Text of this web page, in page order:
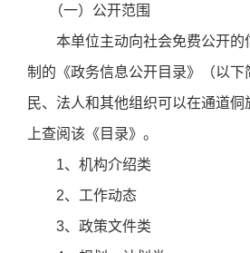
（一）公开范围
本单位主动向社会免费公开的
制的《政务信息公开目录》（以下
民、法人和其他组织可以在通道
上查阅该《目录》。
1、机构介绍类
2、工作动态
3、政策文件类